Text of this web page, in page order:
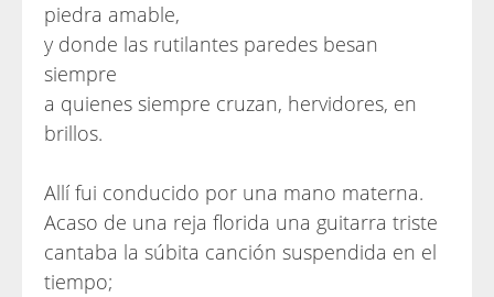
piedra amable,
y donde las rutilantes paredes besan
siempre
a quienes siempre cruzan, hervidores, en
brillos.
Allí fui conducido por una mano materna.
Acaso de una reja florida una guitarra triste
cantaba la súbita canción suspendida en el
tiempo;